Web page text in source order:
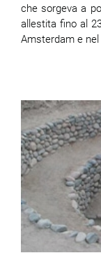
che sorgeva a
allestita fino al
Amsterdam e